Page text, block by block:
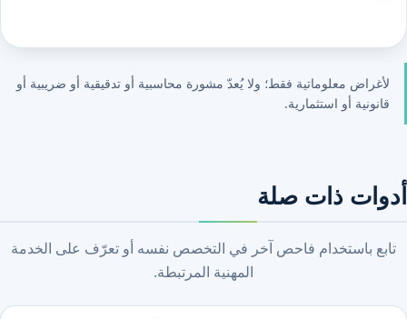
لأغراض معلوماتية فقط؛ ولا يُعدّ مشورة محاسبية أو تدقيقية أو ضريبية أو
قانونية أو استثمارية.
أدوات ذات صلة
تابع باستخدام فاحص آخر في التخصص نفسه أو تعرّف على الخدمة
المهنية المرتبطة.